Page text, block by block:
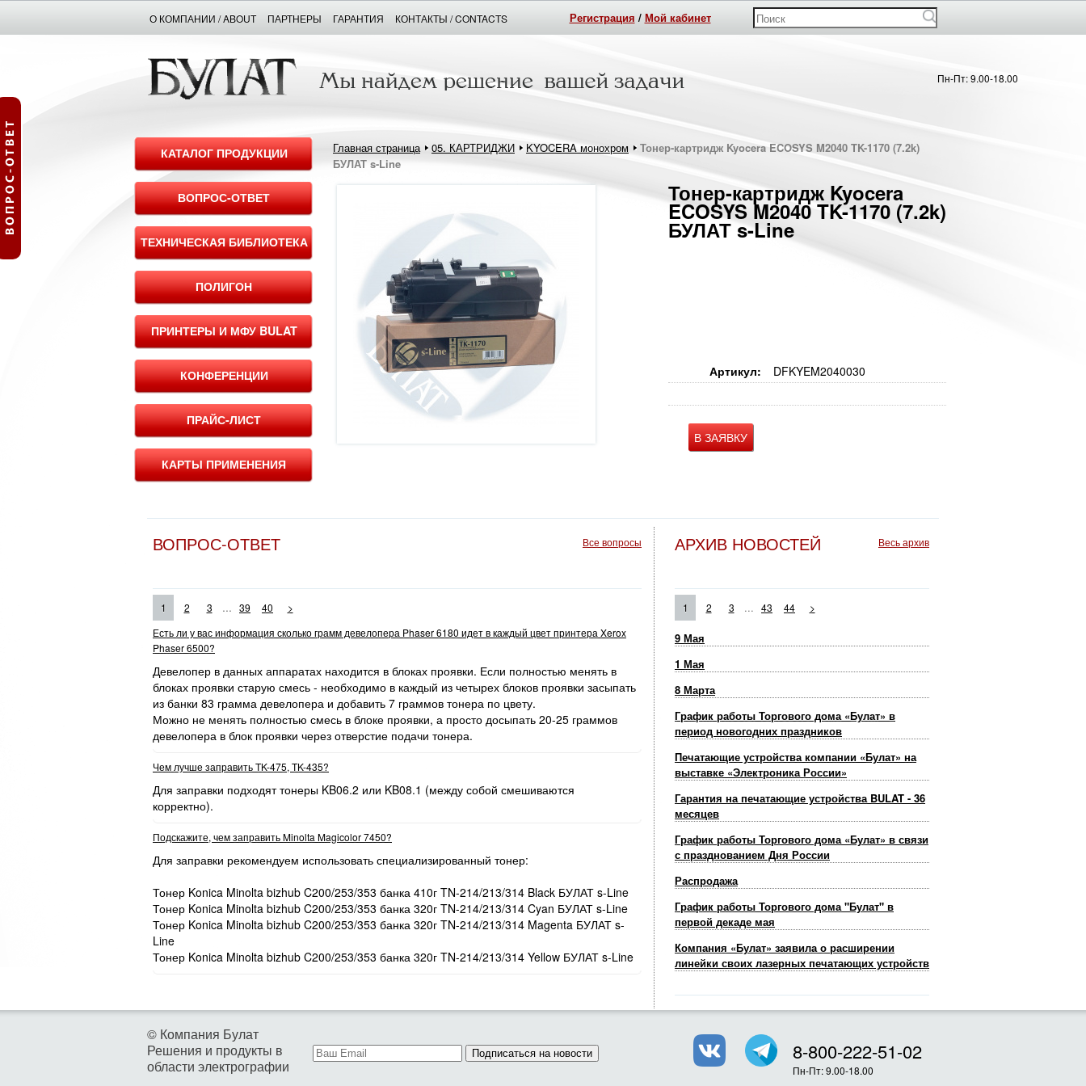
Регистрация / Мой кабинет
О КОМПАНИИ / ABOUT ПАРТНЕРЫ ГАРАНТИЯ КОНТАКТЫ / CONTACTS
Пн-Пт: 9.00-18.00
КАТАЛОГ ПРОДУКЦИИ
ВОПРОС-ОТВЕТ
ТЕХНИЧЕСКАЯ БИБЛИОТЕКА
ПОЛИГОН
ПРИНТЕРЫ И МФУ BULAT
КОНФЕРЕНЦИИ
ПРАЙС-ЛИСТ
КАРТЫ ПРИМЕНЕНИЯ
Главная страница 05. КАРТРИДЖИ KYOCERA монохром
Тонер-картридж Kyocera ECOSYS M2040 TK-1170 (7.2k)
БУЛАТ s-Line
Тонер-картридж Kyocera
ECOSYS M2040 TK-1170 (7.2k)
БУЛАТ s-Line
Артикул: DFKYEM2040030
В ЗАЯВКУ
ВОПРОС-ОТВЕТ Все вопросы
1 2 3 ... 39 40
>
Есть ли у вас информация сколько грамм девелопера Phaser 6180 идет в каждый цвет принтера Xerox
Phaser 6500?
Девелопер в данных аппаратах находится в блоках проявки. Если полностью менять в
блоках проявки старую смесь - необходимо в каждый из четырех блоков проявки засыпать
из банки 83 грамма девелопера и добавить 7 граммов тонера по цвету.
Можно не менять полностью смесь в блоке проявки, а просто досыпать 20-25 граммов
девелопера в блок проявки через отверстие подачи тонера.
Чем лучше заправить TK-475, TK-435?
Для заправки подходят тонеры KB06.2 или KB08.1 (между собой смешиваются
корректно).
Подскажите, чем заправить Minolta Magicolor 7450?
Для заправки рекомендуем использовать специализированный тонер:
Тонер Konica Minolta bizhub C200/253/353 банка 410г TN-214/213/314 Black БУЛАТ s-Line
Тонер Konica Minolta bizhub C200/253/353 банка 320г TN-214/213/314 Cyan БУЛАТ s-Line
Тонер Konica Minolta bizhub C200/253/353 банка 320г TN-214/213/314 Magenta БУЛАТ s-
Line
Тонер Konica Minolta bizhub C200/253/353 банка 320г TN-214/213/314 Yellow БУЛАТ s-Line
АРХИВ НОВОСТЕЙ Весь архив
1 2 3 ... 43 44 >
9 Мая
1 Мая
8 Марта
График работы Торгового дома «Булат» в
период новогодних праздников
Печатающие устройства компании «Булат» на
выставке «Электроника России»
Гарантия на печатающие устройства BULAT - 36
месяцев
График работы Торгового дома «Булат» в связи
с празднованием Дня России
Распродажа
График работы Торгового дома "Булат" в
первой декаде мая
Компания «Булат» заявила о расширении
линейки своих лазерных печатающих устройств
© Компания Булат
Решения и продукты в
области электрографии
Подписаться на новости 8-800-222-51-02
Пн-Пт: 9.00-18.00